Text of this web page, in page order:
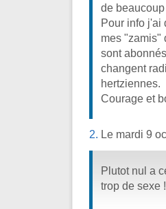
de
Pour info j'ai
mes "zamis"
sont
changent
hertziennes.
Courage et
2. Le mardi 9
Plutot nul a
trop de sexe !